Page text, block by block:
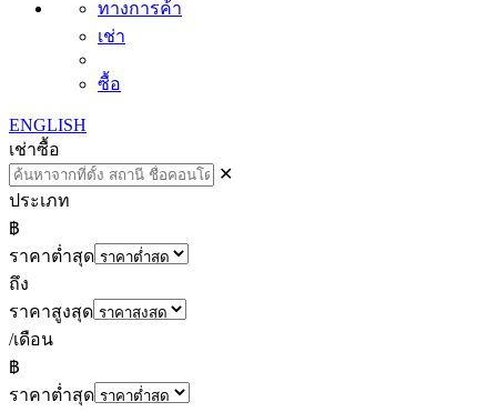
ทางการค้า
เช่า
ซื้อ
ENGLISH
เช่าซื้อ
✕
ประเภท
฿
ราคาต่ำสุด
ถึง
ราคาสูงสุด
/เดือน
฿
ราคาต่ำสุด